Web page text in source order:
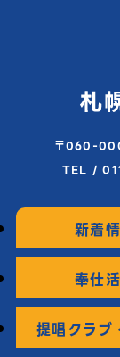
〒060-
TEL /
新着
奉仕
提唱クラブ